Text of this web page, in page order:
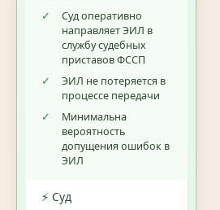
✓
Суд оперативно
направляет ЭИЛ в
службу судебных
приставов ФССП
✓
ЭИЛ не потеряется в
процессе передачи
✓
Минимальна
вероятность
допущения ошибок в
ЭИЛ
⚡ Суд